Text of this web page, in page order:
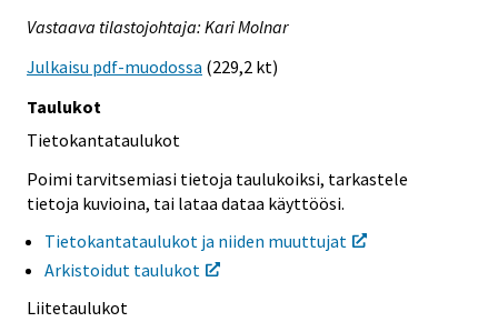
Vastaava tilastojohtaja: Kari Molnar
Julkaisu pdf-muodossa (229,2 kt)
Taulukot
Tietokantataulukot
Poimi tarvitsemiasi tietoja taulukoiksi, tarkastele
tietoja kuvioina, tai lataa dataa käyttöösi.
Tietokantataulukot ja niiden muuttujat
Arkistoidut taulukot
Liitetaulukot